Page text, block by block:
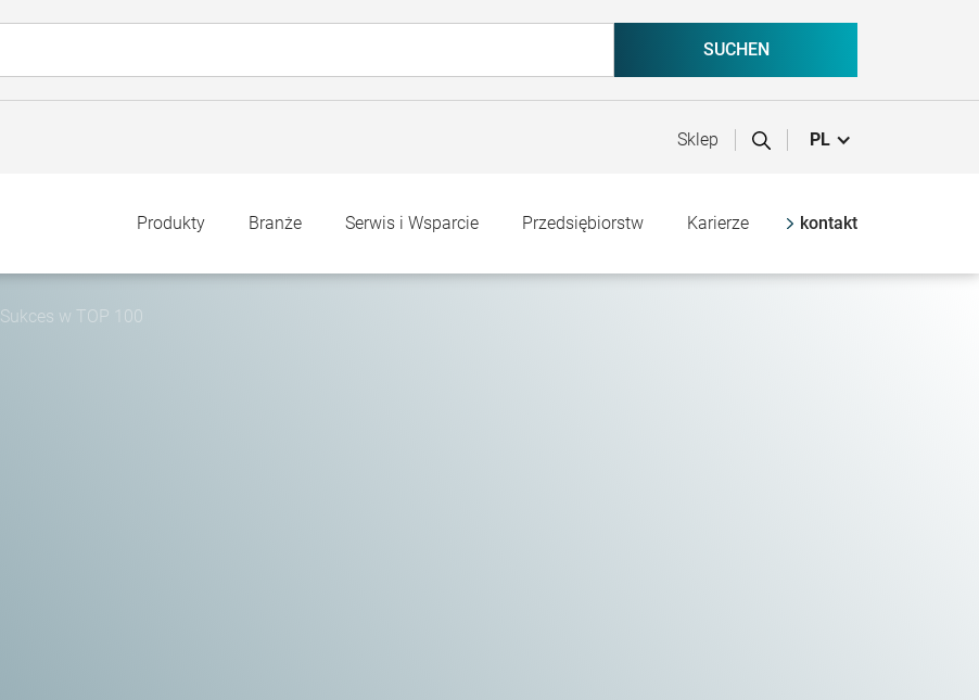
Sklep PL
Produkty Branże Serwis i Wsparcie Przedsiębiorstw Karierze kontakt
Sukces w TOP 100